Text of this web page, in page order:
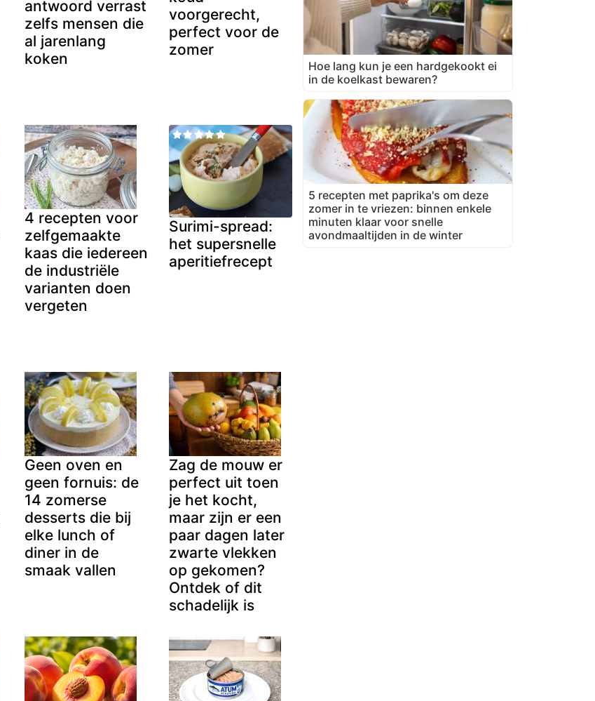
antwoord verrast
zelfs mensen die
al jarenlang
koken
voorgerecht,
perfect voor de
zomer
4 recepten voor
zelfgemaakte
kaas die iedereen
de industriële
varianten doen
vergeten
Surimi-spread:
het supersnelle
aperitiefrecept
Geen oven en
geen fornuis: de
14 zomerse
desserts die bij
elke lunch of
diner in de
smaak vallen
Zag de mouw er
perfect uit toen
je het kocht,
maar zijn er een
paar dagen later
zwarte vlekken
op gekomen?
Ontdek of dit
schadelijk is
Hoe lang kun je een hardgekookt ei
in de koelkast bewaren?
5 recepten met paprika's om deze
zomer in te vriezen: binnen enkele
minuten klaar voor snelle
avondmaaltijden in de winter